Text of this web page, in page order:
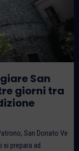
San
giorni tra
San Donato Ve
prepara ad